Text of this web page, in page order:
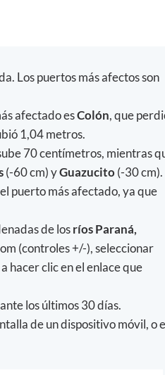
Los puertos más afectos son
afectado esColón, que
1,04 metros.
70 centímetros, mientras
(-60 cm) yGuazucito(-30 cm).
puerto más afectado, ya que
de losríos Paraná,
(controles +/-), seleccionar
hacer clic en el enlace que
los últimos 30 días.
de un dispositivo móvil, o